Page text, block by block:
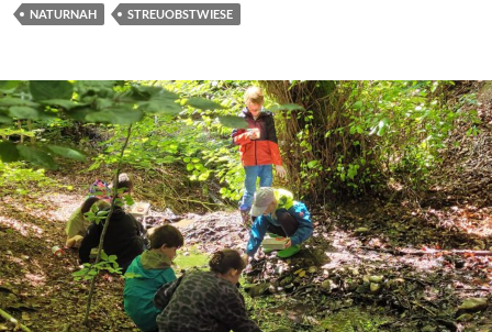
NATURNAH
STREUOBSTWIESE